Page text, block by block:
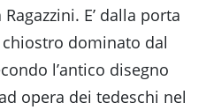
E’ dalla porta
dominato dal
l’antico disegno
opera dei tedeschi nel